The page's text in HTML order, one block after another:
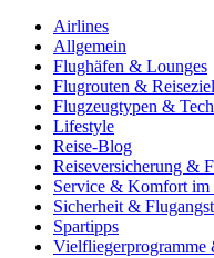
Airlines
Allgemein
Flughäfen & Lounges
Flugrouten &
Flugzeugtypen &
Lifestyle
Reise-Blog
Reiseversicherung &
Service & Komfort im
Sicherheit & Flugangst
Spartipps
Vielfliegerprogramme